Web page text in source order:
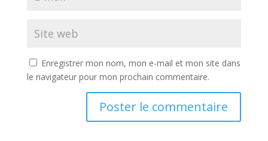
Enregistrer mon nom, mon e-mail et mon site dans
le navigateur pour mon prochain commentaire.